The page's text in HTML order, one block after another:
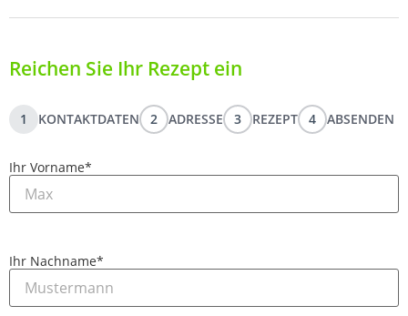
Reichen Sie Ihr Rezept ein
1 KONTAKTDATEN 2 ADRESSE 3 REZEPT 4 ABSENDEN
Ihr Vorname*
Ihr Nachname*